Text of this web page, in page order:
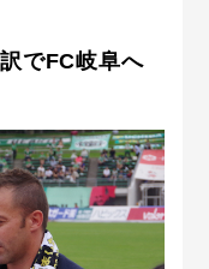
でFC岐阜へ